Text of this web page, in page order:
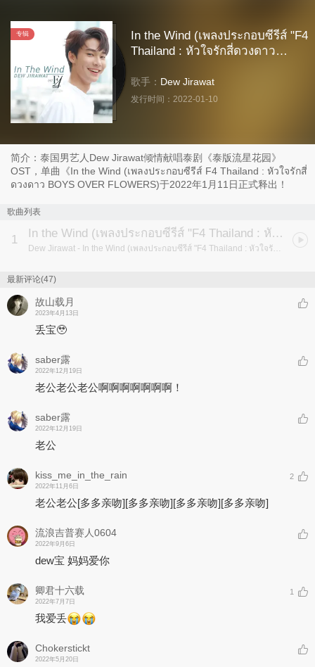
专辑
In the Wind (เพลงประกอบซีรีส์ "F4
Thailand : หัวใจรักสี่ดวงดาว
歌手： Dew Jirawat
发行时间： 2022-01-10
简介：泰国男艺人Dew Jirawat倾情献唱泰剧《泰版流星花园》
OST，单曲《In the Wind (เพลงประกอบซีรีส์ F4 Thailand : หัวใจรักสี่
ดวงดาว BOYS OVER FLOWERS)于2022年1月11日正式释出！
歌曲列表
1 In the Wind (เพลงประกอบซีรีส์ "F4 Thailand : หัวใจรักสี่ดวงดาว BOYS OVER FLOWERS")
Dew Jirawat - In the Wind (เพลงประกอบซีรีส์ "F4 Thailand : หัวใจรักสี่ดวงดาว BOYS OVER FLOWERS")
最新评论(47)
故山载月
2023年4月13日
丢宝🥹
saber露
2022年12月19日
老公老公老公啊啊啊啊啊啊啊！
saber露
2022年12月19日
老公
kiss_me_in_the_rain
2022年11月6日
2
老公老公[多多亲吻][多多亲吻][多多亲吻][多多亲吻]
流浪吉普赛人0604
2022年9月6日
dew宝 妈妈爱你
卿君十六载
2022年7月7日
1
我爱丢
Chokerstickt
2022年5月20日